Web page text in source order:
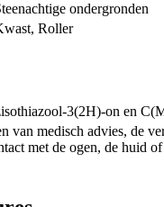
ondergronden
, Roller
3(2H)-on en
van medisch advies, de
met de ogen, de huid